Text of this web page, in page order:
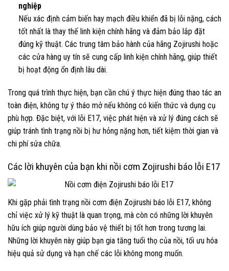
nghiệp
Nếu xác định cảm biến hay mạch điều khiển đã bị lỗi nặng, cách
tốt nhất là thay thế linh kiện chính hãng và đảm bảo lắp đặt
đúng kỹ thuật. Các trung tâm bảo hành của hãng Zojirushi hoặc
các cửa hàng uy tín sẽ cung cấp linh kiện chính hãng, giúp thiết
bị hoạt động ổn định lâu dài.
Trong quá trình thực hiện, bạn cần chú ý thực hiện đúng thao tác an
toàn điện, không tự ý tháo mở nếu không có kiến thức và dụng cụ
phù hợp. Đặc biệt, với lỗi E17, việc phát hiện và xử lý đúng cách sẽ
giúp tránh tình trạng nồi bị hư hỏng nặng hơn, tiết kiệm thời gian và
chi phí sửa chữa.
Các lời khuyên của bạn khi nồi cơm Zojirushi báo lỗi E17
Khi gặp phải tình trạng nồi cơm điện Zojirushi báo lỗi E17, không
chỉ việc xử lý kỹ thuật là quan trọng, mà còn có những lời khuyên
hữu ích giúp người dùng bảo vệ thiết bị tốt hơn trong tương lai.
Những lời khuyên này giúp bạn gia tăng tuổi thọ của nồi, tối ưu hóa
hiệu quả sử dụng và hạn chế các lỗi không mong muốn.